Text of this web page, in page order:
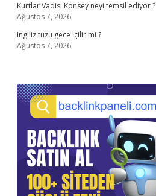
Kurtlar Vadisi Konsey neyi temsil ediyor ?
Ağustos 7, 2026
Ingiliz tuzu gece içilir mi ?
Ağustos 7, 2026